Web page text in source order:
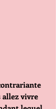
allez vivre